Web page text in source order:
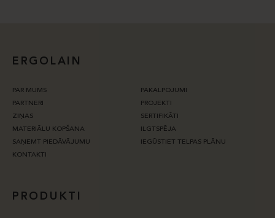
ERGOLAIN
PAR MUMS
PAKALPOJUMI
PARTNERI
PROJEKTI
ZIŅAS
SERTIFIKĀTI
MATERIĀLU KOPŠANA
ILGTSPĒJA
SAŅEMT PIEDĀVĀJUMU
IEGŪSTIET TELPAS PLĀNU
KONTAKTI
PRODUKTI